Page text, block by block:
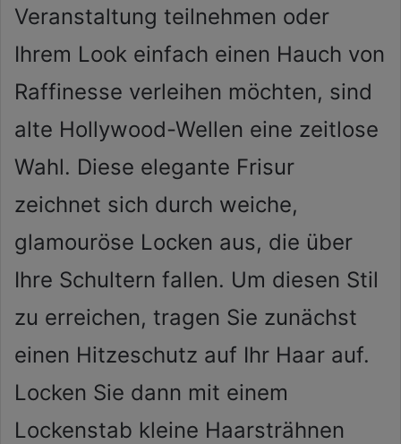
Veranstaltung teilnehmen oder
Ihrem Look einfach einen Hauch von
Raffinesse verleihen möchten, sind
alte Hollywood-Wellen eine zeitlose
Wahl. Diese elegante Frisur
zeichnet sich durch weiche,
glamouröse Locken aus, die über
Ihre Schultern fallen. Um diesen Stil
zu erreichen, tragen Sie zunächst
einen Hitzeschutz auf Ihr Haar auf.
Locken Sie dann mit einem
Lockenstab kleine Haarsträhnen